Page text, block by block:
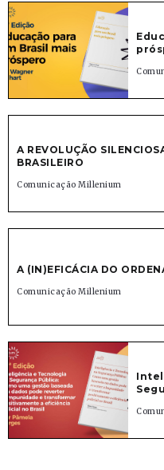
A REVOLUÇÃO
BRASILEIRO
Comunicação Millenium
A (IN)EFICÁCIA DO
Comunicação Millenium